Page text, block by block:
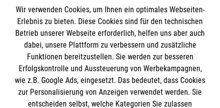
Informationen
Impressum
Datenschutz
Barrierefreiheit
Die Malteser
Wir verwenden Cookies, um Ihnen ein optimales Webseiten-
Erlebnis zu bieten. Diese Cookies sind für den technischen
Betrieb unserer Webseite erforderlich, helfen uns aber auch
dabei, unsere Plattform zu verbessern und zusätzliche
Funktionen bereitzustellen. Sie werden zur besseren
Erfolgskontrolle und Aussteuerung von Werbekampagnen,
wie z.B. Google Ads, eingesetzt. Das bedeutet, dass Cookies
zur Personalisierung von Anzeigen verwendet werden. Sie
entscheiden selbst, welche Kategorien Sie zulassen